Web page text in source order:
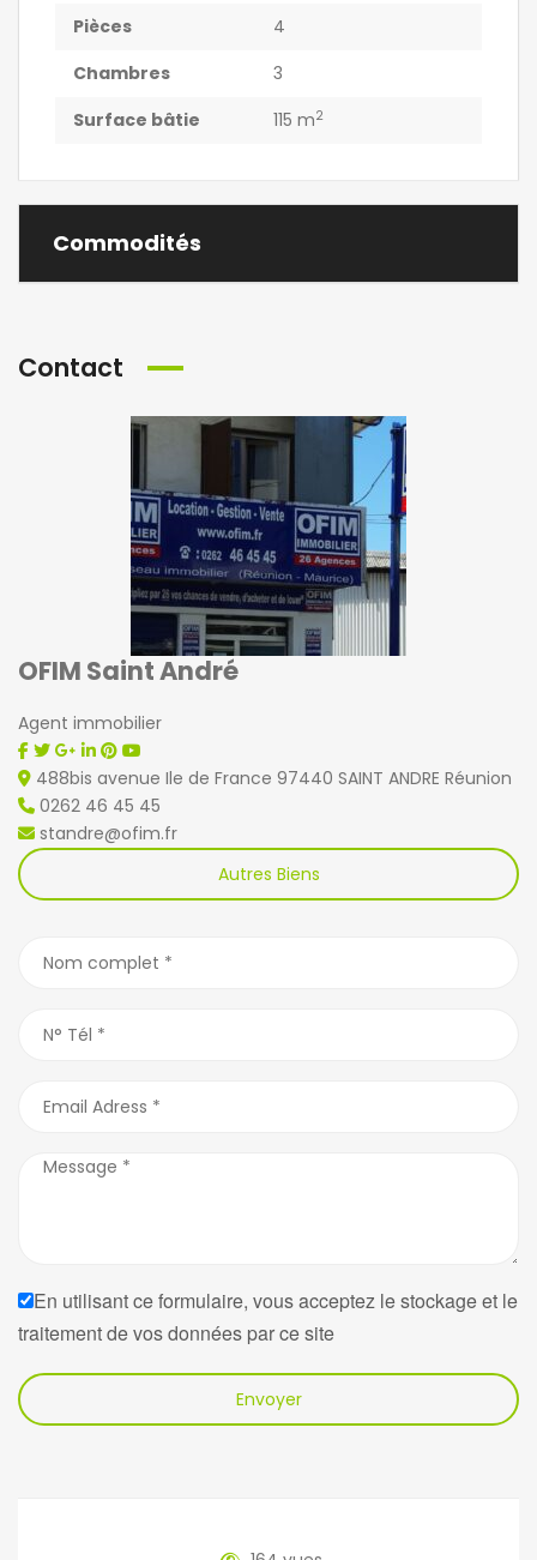
Pièces
4
Chambres
3
Surface bâtie
115 m2
Commodités
Contact
OFIM Saint André
Agent immobilier
488bis avenue Ile de France 97440 SAINT ANDRE Réunion
0262 46 45 45
standre@ofim.fr
Autres Biens
En utilisant ce formulaire, vous acceptez le stockage et le
traitement de vos données par ce site
Envoyer